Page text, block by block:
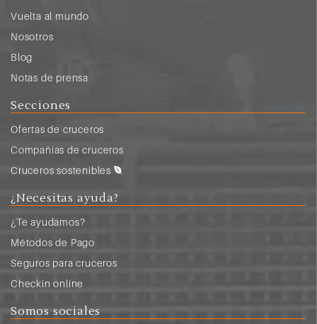
Vuelta al mundo
Nosotros
Blog
Notas de prensa
Secciones
Ofertas de cruceros
Compañias de cruceros
Cruceros sostenibles
¿Necesitas ayuda?
¿Te ayudamos?
Métodos de Pago
Seguros para cruceros
Checkin online
Somos sociales